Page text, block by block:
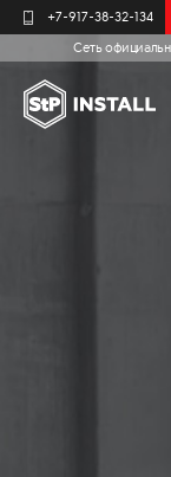
+7-917-38-32-134
Сеть